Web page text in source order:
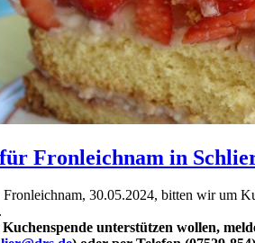
Fronleichnam in
Fronleichnam, 30.05.2024, bitten wir um
unterstützen wollen,